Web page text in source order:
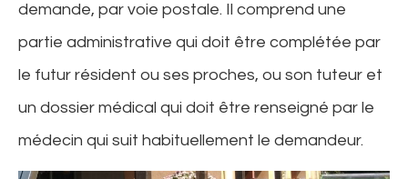
demande, par voie postale. Il comprend une
partie administrative qui doit être complétée par
le futur résident ou ses proches, ou son tuteur et
un dossier médical qui doit être renseigné par le
médecin qui suit habituellement le demandeur.